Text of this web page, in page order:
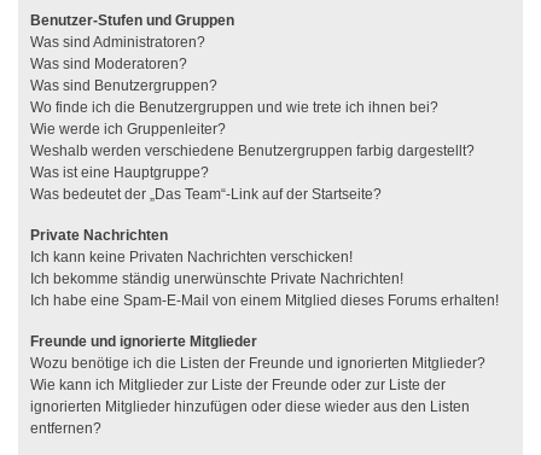
Benutzer-Stufen und Gruppen
Was sind Administratoren?
Was sind Moderatoren?
Was sind Benutzergruppen?
Wo finde ich die Benutzergruppen und wie trete ich ihnen bei?
Wie werde ich Gruppenleiter?
Weshalb werden verschiedene Benutzergruppen farbig dargestellt?
Was ist eine Hauptgruppe?
Was bedeutet der „Das Team“-Link auf der Startseite?
Private Nachrichten
Ich kann keine Privaten Nachrichten verschicken!
Ich bekomme ständig unerwünschte Private Nachrichten!
Ich habe eine Spam-E-Mail von einem Mitglied dieses Forums erhalten!
Freunde und ignorierte Mitglieder
Wozu benötige ich die Listen der Freunde und ignorierten Mitglieder?
Wie kann ich Mitglieder zur Liste der Freunde oder zur Liste der
ignorierten Mitglieder hinzufügen oder diese wieder aus den Listen
entfernen?